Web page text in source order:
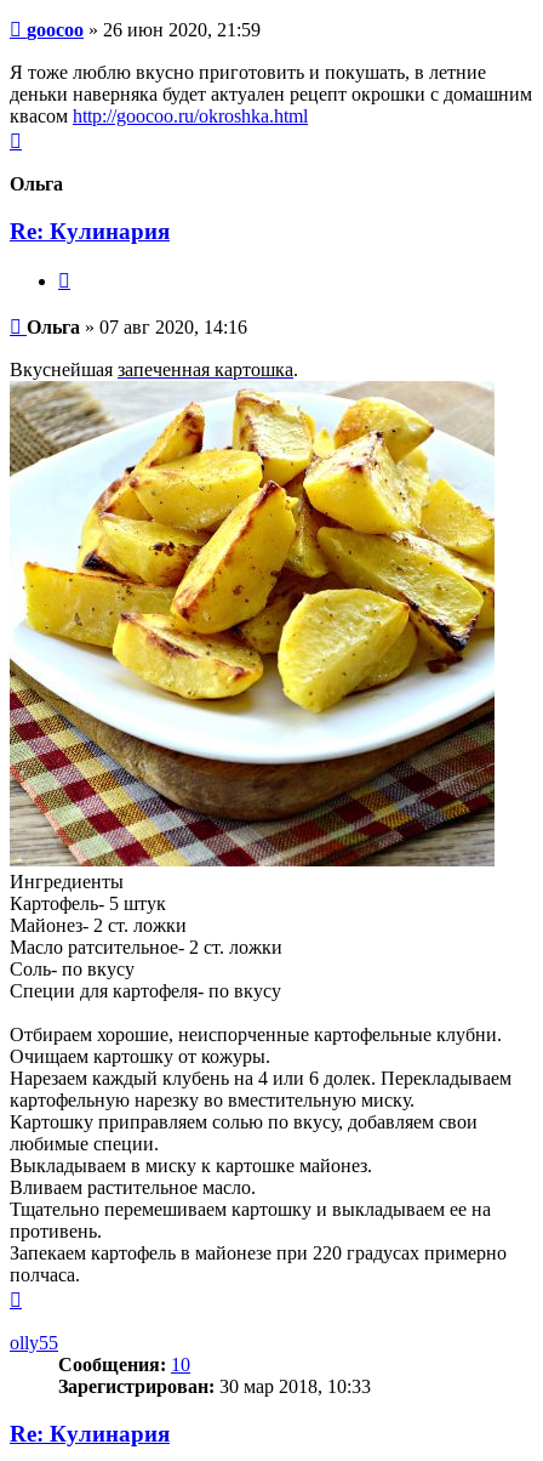
Сообщение
goocoo » 26 июн 2020, 21:59
Я тоже люблю вкусно приготовить и покушать, в летние
деньки наверняка будет актуален рецепт окрошки с домашним
квасом http://goocoo.ru/okroshka.html
началу
Ольга
Re: Кулинария
Сообщение
Ольга » 07 авг 2020, 14:16
Вкуснейшая запеченная картошка.
Ингредиенты
Картофель- 5 штук
Майонез- 2 ст. ложки
Масло ратсительное- 2 ст. ложки
Соль- по вкусу
Специи для картофеля- по вкусу
Отбираем хорошие, неиспорченные картофельные клубни.
Очищаем картошку от кожуры.
Нарезаем каждый клубень на 4 или 6 долек. Перекладываем
картофельную нарезку во вместительную миску.
Картошку приправляем солью по вкусу, добавляем свои
любимые специи.
Выкладываем в миску к картошке майонез.
Вливаем растительное масло.
Тщательно перемешиваем картошку и выкладываем ее на
противень.
Запекаем картофель в майонезе при 220 градусах примерно
полчаса.
началу
olly55
Сообщения: 10
Зарегистрирован: 30 мар 2018, 10:33
Re: Кулинария